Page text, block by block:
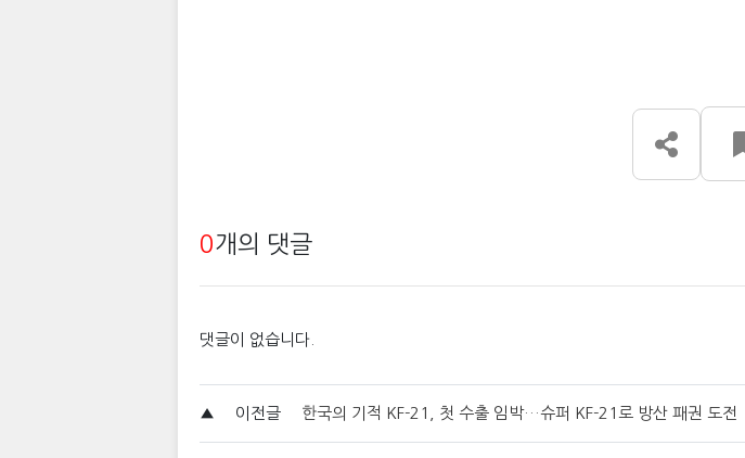
0개의 댓글
댓글이 없습니다.
▲ 이전글 한국의 기적 KF-21, 첫 수출 임박…슈퍼 KF-21로 방산 패권 도전